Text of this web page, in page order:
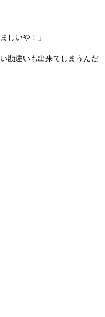
しいや！」
勘違いも出来てしまうんだ